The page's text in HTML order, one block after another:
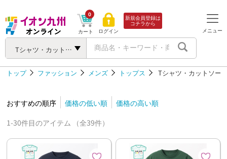
Tシャツ・カットソー
カート
0
ログイン
新規会員登録は
コチラから
メニュー
トップ ファッション メンズ トップス Tシャツ・カットソー
おすすめの順序 価格の低い順
価格の高い順
1-30件目のアイテム （全39件）